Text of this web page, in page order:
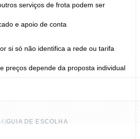
serviços de frota podem ser
e apoio de conta
si só não identifica a rede ou tarifa
preços depende da proposta individual
]GUIA DE ESCOLHA